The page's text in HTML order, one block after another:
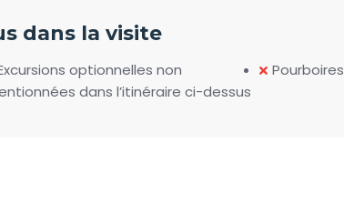
dans la visite
optionnelles non
dans l’itinéraire ci-dessus
Pourboires